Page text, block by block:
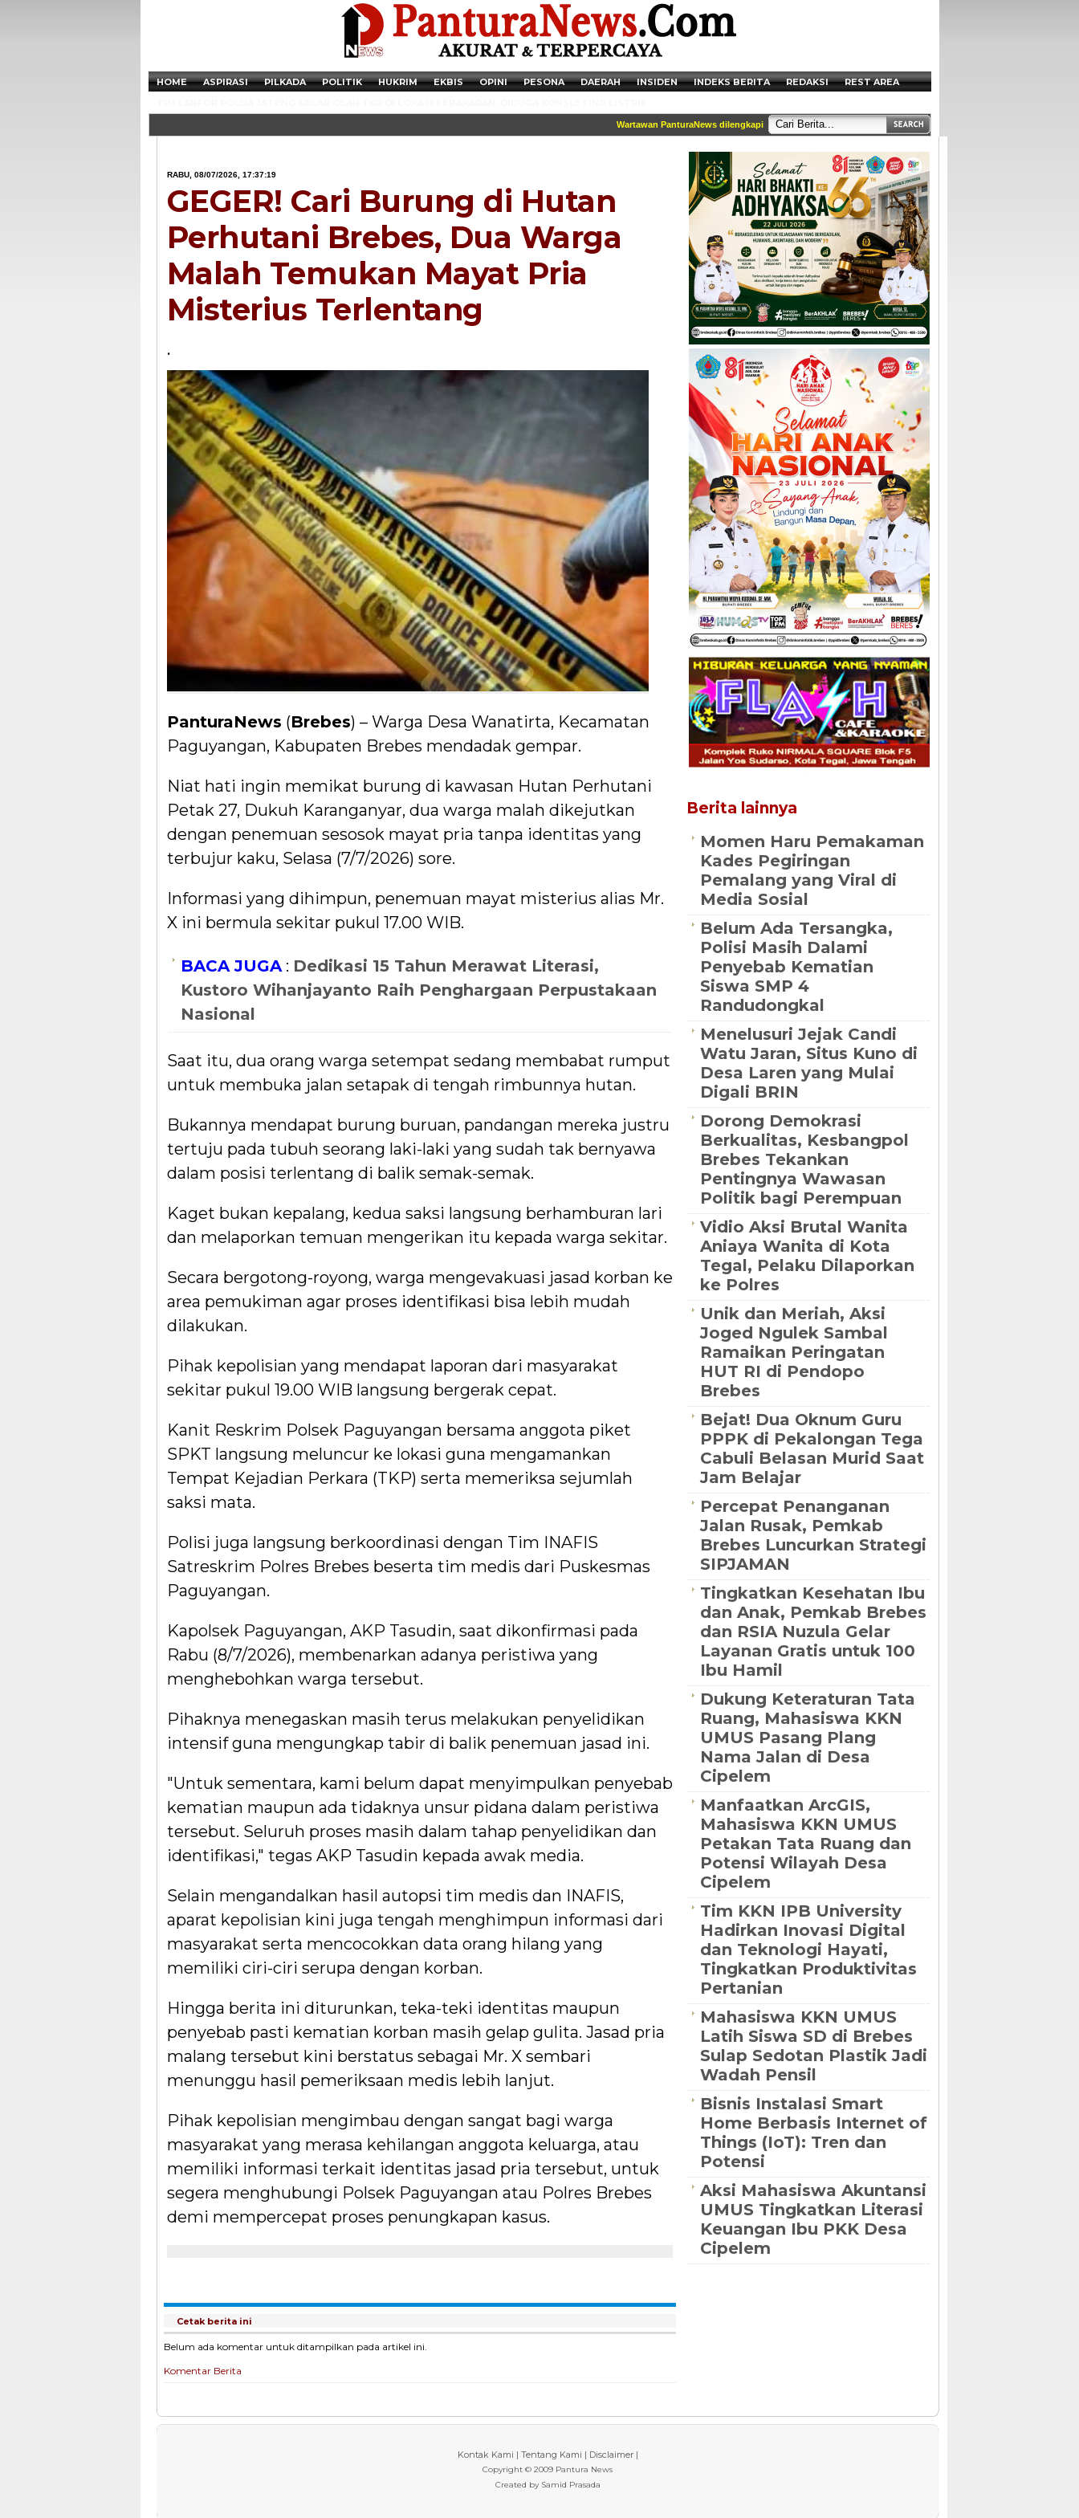
HOME ASPIRASI PILKADA POLITIK HUKRIM EKBIS OPINI PESONA DAERAH INSIDEN INDEKS BERITA REDAKSI
REST AREA
Wartawan PanturaNews dilengkapi identitas dan tercantum di box redaksi || Akses Kami di Handphone anda
Newsticker - 14:41:41 Miris, Puluhan Remaja hingga Anak SD Terjaring
Razia Transaksi Tramadol di Pemalang
RABU, 08/07/2026, 17:37:19
GEGER! Cari Burung di Hutan
Perhutani Brebes, Dua Warga
Malah Temukan Mayat Pria
Misterius Terlentang
.
PanturaNews (Brebes) – Warga Desa Wanatirta, Kecamatan
Paguyangan, Kabupaten Brebes mendadak gempar.
Niat hati ingin memikat burung di kawasan Hutan Perhutani
Petak 27, Dukuh Karanganyar, dua warga malah dikejutkan
dengan penemuan sesosok mayat pria tanpa identitas yang
terbujur kaku, Selasa (7/7/2026) sore.
Informasi yang dihimpun, penemuan mayat misterius alias Mr.
X ini bermula sekitar pukul 17.00 WIB.
BACA JUGA: Dedikasi 15 Tahun Merawat Literasi,
Kustoro Wihanjayanto Raih Penghargaan Perpustakaan
Nasional
Saat itu, dua orang warga setempat sedang membabat rumput
untuk membuka jalan setapak di tengah rimbunnya hutan.
Bukannya mendapat burung buruan, pandangan mereka justru
tertuju pada tubuh seorang laki-laki yang sudah tak bernyawa
dalam posisi terlentang di balik semak-semak.
Kaget bukan kepalang, kedua saksi langsung berhamburan lari
dan melaporkan temuan mengerikan itu kepada warga sekitar.
Secara bergotong-royong, warga mengevakuasi jasad korban ke
area pemukiman agar proses identifikasi bisa lebih mudah
dilakukan.
Pihak kepolisian yang mendapat laporan dari masyarakat
sekitar pukul 19.00 WIB langsung bergerak cepat.
Kanit Reskrim Polsek Paguyangan bersama anggota piket
SPKT langsung meluncur ke lokasi guna mengamankan
Tempat Kejadian Perkara (TKP) serta memeriksa sejumlah
saksi mata.
Polisi juga langsung berkoordinasi dengan Tim INAFIS
Satreskrim Polres Brebes beserta tim medis dari Puskesmas
Paguyangan.
Kapolsek Paguyangan, AKP Tasudin, saat dikonfirmasi pada
Rabu (8/7/2026), membenarkan adanya peristiwa yang
menghebohkan warga tersebut.
Pihaknya menegaskan masih terus melakukan penyelidikan
intensif guna mengungkap tabir di balik penemuan jasad ini.
"Untuk sementara, kami belum dapat menyimpulkan penyebab
kematian maupun ada tidaknya unsur pidana dalam peristiwa
tersebut. Seluruh proses masih dalam tahap penyelidikan dan
identifikasi," tegas AKP Tasudin kepada awak media.
Selain mengandalkan hasil autopsi tim medis dan INAFIS,
aparat kepolisian kini juga tengah menghimpun informasi dari
masyarakat serta mencocokkan data orang hilang yang
memiliki ciri-ciri serupa dengan korban.
Hingga berita ini diturunkan, teka-teki identitas maupun
penyebab pasti kematian korban masih gelap gulita. Jasad pria
malang tersebut kini berstatus sebagai Mr. X sembari
menunggu hasil pemeriksaan medis lebih lanjut.
Pihak kepolisian mengimbau dengan sangat bagi warga
masyarakat yang merasa kehilangan anggota keluarga, atau
memiliki informasi terkait identitas jasad pria tersebut, untuk
segera menghubungi Polsek Paguyangan atau Polres Brebes
demi mempercepat proses penungkapan kasus.
Cetak berita ini
Belum ada komentar untuk ditampilkan pada artikel ini.
Komentar Berita
Berita lainnya
Momen Haru Pemakaman
Kades Pegiringan
Pemalang yang Viral di
Media Sosial
Belum Ada Tersangka,
Polisi Masih Dalami
Penyebab Kematian
Siswa SMP 4
Randudongkal
Menelusuri Jejak Candi
Watu Jaran, Situs Kuno di
Desa Laren yang Mulai
Digali BRIN
Dorong Demokrasi
Berkualitas, Kesbangpol
Brebes Tekankan
Pentingnya Wawasan
Politik bagi Perempuan
Vidio Aksi Brutal Wanita
Aniaya Wanita di Kota
Tegal, Pelaku Dilaporkan
ke Polres
Unik dan Meriah, Aksi
Joged Ngulek Sambal
Ramaikan Peringatan
HUT RI di Pendopo
Brebes
Bejat! Dua Oknum Guru
PPPK di Pekalongan Tega
Cabuli Belasan Murid Saat
Jam Belajar
Percepat Penanganan
Jalan Rusak, Pemkab
Brebes Luncurkan Strategi
SIPJAMAN
Tingkatkan Kesehatan Ibu
dan Anak, Pemkab Brebes
dan RSIA Nuzula Gelar
Layanan Gratis untuk 100
Ibu Hamil
Dukung Keteraturan Tata
Ruang, Mahasiswa KKN
UMUS Pasang Plang
Nama Jalan di Desa
Cipelem
Manfaatkan ArcGIS,
Mahasiswa KKN UMUS
Petakan Tata Ruang dan
Potensi Wilayah Desa
Cipelem
Tim KKN IPB University
Hadirkan Inovasi Digital
dan Teknologi Hayati,
Tingkatkan Produktivitas
Pertanian
Mahasiswa KKN UMUS
Latih Siswa SD di Brebes
Sulap Sedotan Plastik Jadi
Wadah Pensil
Bisnis Instalasi Smart
Home Berbasis Internet of
Things (IoT): Tren dan
Potensi
Aksi Mahasiswa Akuntansi
UMUS Tingkatkan Literasi
Keuangan Ibu PKK Desa
Cipelem
Kontak Kami | Tentang Kami | Disclaimer|
Copyright © 2009 Pantura News
Created by Samid Prasada